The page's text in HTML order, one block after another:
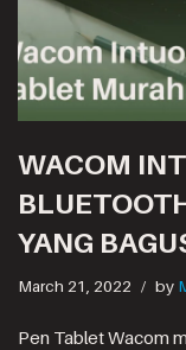
WACOM
YANG
March 21, 2022 by
Pen Tablet Wacom